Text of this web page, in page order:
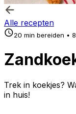
Alle recepten
20 min bereiden •
Trek in koekjes?
in huis!